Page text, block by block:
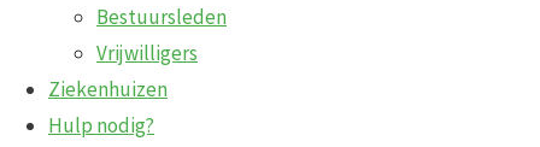
Bestuursleden
Vrijwilligers
Ziekenhuizen
Hulp nodig?